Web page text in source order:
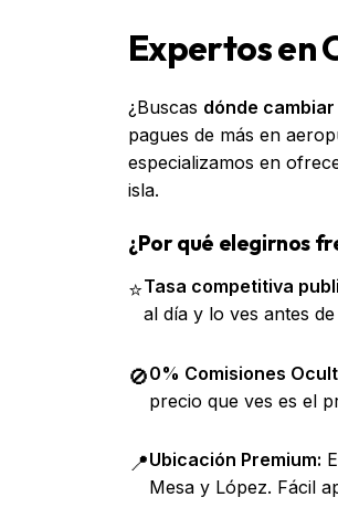
Expertos en
¿Buscas dónde
pagues de más en
especializamos en
isla.
¿Por qué elegirnos
⭐Tasa competitiva
al día y lo ves antes
🚫0% Comisiones
precio que ves es el
📍Ubicación Premium:
Mesa y López. Fácil